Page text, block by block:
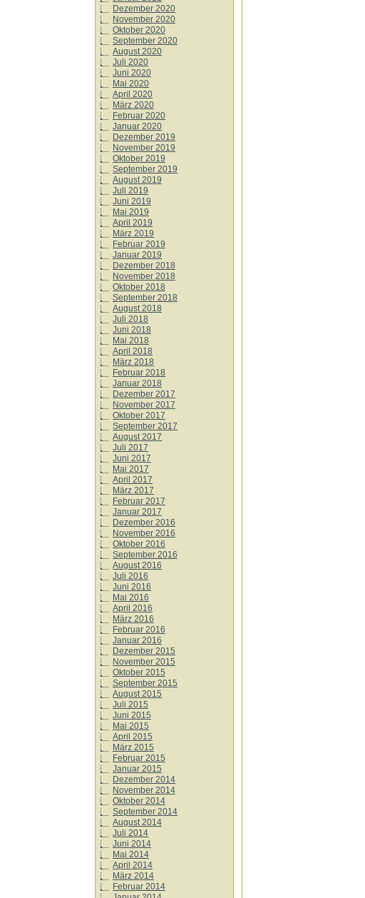
Dezember 2020
November 2020
Oktober 2020
September 2020
August 2020
Juli 2020
Juni 2020
Mai 2020
April 2020
März 2020
Februar 2020
Januar 2020
Dezember 2019
November 2019
Oktober 2019
September 2019
August 2019
Juli 2019
Juni 2019
Mai 2019
April 2019
März 2019
Februar 2019
Januar 2019
Dezember 2018
November 2018
Oktober 2018
September 2018
August 2018
Juli 2018
Juni 2018
Mai 2018
April 2018
März 2018
Februar 2018
Januar 2018
Dezember 2017
November 2017
Oktober 2017
September 2017
August 2017
Juli 2017
Juni 2017
Mai 2017
April 2017
März 2017
Februar 2017
Januar 2017
Dezember 2016
November 2016
Oktober 2016
September 2016
August 2016
Juli 2016
Juni 2016
Mai 2016
April 2016
März 2016
Februar 2016
Januar 2016
Dezember 2015
November 2015
Oktober 2015
September 2015
August 2015
Juli 2015
Juni 2015
Mai 2015
April 2015
März 2015
Februar 2015
Januar 2015
Dezember 2014
November 2014
Oktober 2014
September 2014
August 2014
Juli 2014
Juni 2014
Mai 2014
April 2014
März 2014
Februar 2014